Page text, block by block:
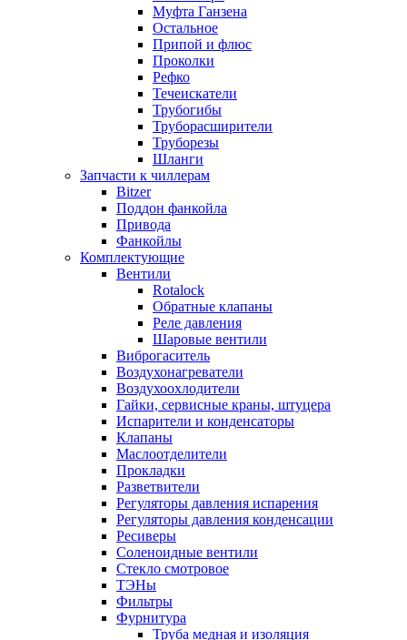
Муфта Ганзена
Остальное
Припой и флюс
Проколки
Рефко
Течеискатели
Трубогибы
Труборасширители
Труборезы
Шланги
Запчасти к чиллерам
Bitzer
Поддон фанкойла
Привода
Фанкойлы
Комплектующие
Вентили
Rotalock
Обратные клапаны
Реле давления
Шаровые вентили
Виброгаситель
Воздухонагреватели
Воздухоохлодители
Гайки, сервисные краны, штуцера
Испарители и конденсаторы
Клапаны
Маслоотделители
Прокладки
Разветвители
Регуляторы давления испарения
Регуляторы давления конденсации
Ресиверы
Соленоидные вентили
Стекло смотровое
ТЭНы
Фильтры
Фурнитура
Труба медная и изоляция